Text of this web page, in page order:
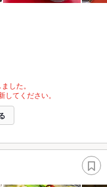
した。
てください。